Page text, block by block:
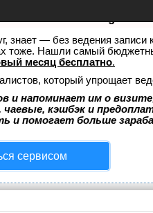
знает — без ведения
тоже. Нашли самый
месяц бесплатно.
который упрощает
и напоминает им о
чаевые, кэшбэк и
и помогает больше
сервисом